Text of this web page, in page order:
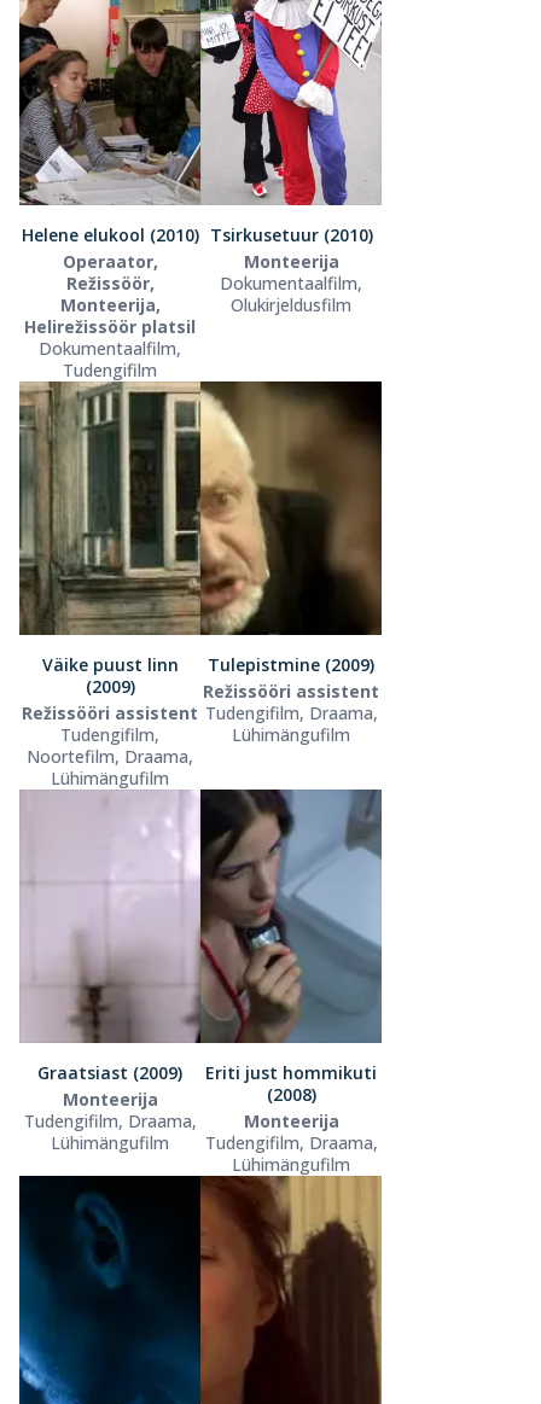
Helene elukool (2010)
Operaator,
Režissöör,
Monteerija,
Helirežissöör platsil
Dokumentaalfilm,
Tudengifilm
Tsirkusetuur (2010)
Monteerija
Dokumentaalfilm,
Olukirjeldusfilm
Väike puust linn
(2009)
Režissööri assistent
Tudengifilm,
Noortefilm, Draama,
Lühimängufilm
Tulepistmine (2009)
Režissööri assistent
Tudengifilm, Draama,
Lühimängufilm
Graatsiast (2009)
Monteerija
Tudengifilm, Draama,
Lühimängufilm
Eriti just hommikuti
(2008)
Monteerija
Tudengifilm, Draama,
Lühimängufilm